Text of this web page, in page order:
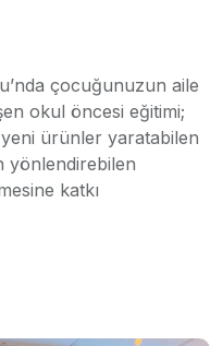
çocuğunuzun aile
okul öncesi eğitimi;
ürünler yaratabilen
yönlendirebilen
katkı